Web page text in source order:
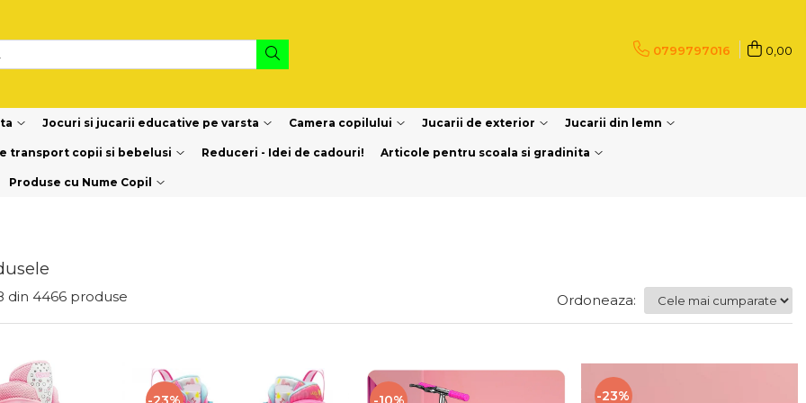
0799797016 0,00
Jocuri si jucarii educative pe varsta Camera copilului Jucarii de exterior Jucarii din lemn
transport copii si bebelusi Reduceri - Idei de cadouri! Articole pentru scoala si gradinita
Produse cu Nume Copil
din 4466 produse Ordoneaza:
-23%